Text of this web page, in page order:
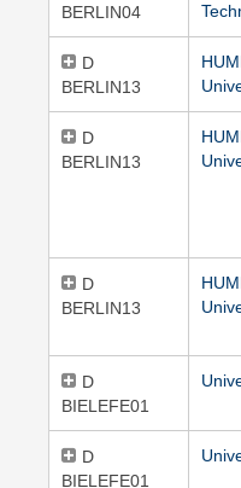
BERLIN04
D
BERLIN13
D
BERLIN13
D
BERLIN13
D
BIELEFE01
D
BIELEFE01